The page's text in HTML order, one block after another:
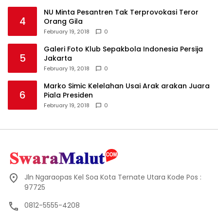
4
NU Minta Pesantren Tak Terprovokasi Teror
Orang Gila
February 19, 2018 0
5
Galeri Foto Klub Sepakbola Indonesia Persija
Jakarta
February 19, 2018 0
6
Marko Simic Kelelahan Usai Arak arakan Juara
Piala Presiden
February 19, 2018 0
Jln Ngaraopas Kel Soa Kota Ternate Utara Kode Pos :
97725
0812-5555-4208